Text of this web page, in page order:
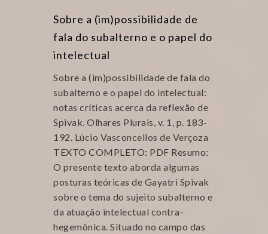
Sobre a (im)possibilidade de
fala do subalterno e o papel do
intelectual
Sobre a (im)possibilidade de fala do
subalterno e o papel do intelectual:
notas críticas acerca da reflexão de
Spivak. Olhares Plurais, v. 1, p. 183-
192. Lúcio Vasconcellos de Verçoza
TEXTO COMPLETO: PDF Resumo:
O presente texto aborda algumas
posturas teóricas de Gayatri Spivak
sobre o tema do sujeito subalterno e
da atuação intelectual contra-
hegemônica. Situado no campo das